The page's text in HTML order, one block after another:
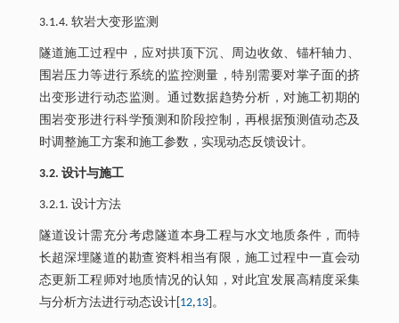
3.1.4. 软岩大变形监测
隧道施工过程中，应对拱顶下沉、周边收敛、锚杆轴力、
围岩压力等进行系统的监控测量，特别需要对掌子面的挤
出变形进行动态监测。通过数据趋势分析，对施工初期的
围岩变形进行科学预测和阶段控制，再根据预测值动态及
时调整施工方案和施工参数，实现动态反馈设计。
3.2. 设计与施工
3.2.1. 设计方法
隧道设计需充分考虑隧道本身工程与水文地质条件，而特
长超深埋隧道的勘查资料相当有限，施工过程中一直会动
态更新工程师对地质情况的认知，对此宜发展高精度采集
与分析方法进行动态设计[ 12,13]。